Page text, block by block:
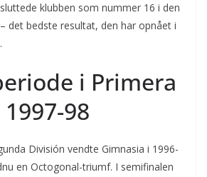
klubben som nummer 16 i den
det bedste resultat, den har opnået i
i Primera
98
División vendte Gimnasia i 1996-
en Octogonal-triumf. I semifinalen